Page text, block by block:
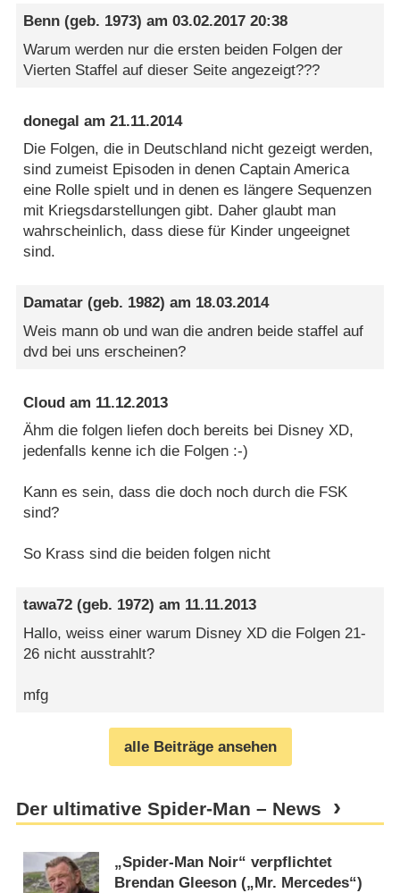
Benn (geb. 1973) am03.02.2017 20:38
Warum werden nur die ersten beiden Folgen der
Vierten Staffel auf dieser Seite angezeigt???
donegal am21.11.2014
Die Folgen, die in Deutschland nicht gezeigt werden,
sind zumeist Episoden in denen Captain America
eine Rolle spielt und in denen es längere Sequenzen
mit Kriegsdarstellungen gibt. Daher glaubt man
wahrscheinlich, dass diese für Kinder ungeeignet
sind.
Damatar (geb. 1982) am 18.03.2014
Weis mann ob und wan die andren beide staffel auf
dvd bei uns erscheinen?
Cloud am 11.12.2013
Ähm die folgen liefen doch bereits bei Disney XD,
jedenfalls kenne ich die Folgen :-)
Kann es sein, dass die doch noch durch die FSK
sind?
So Krass sind die beiden folgen nicht
tawa72 (geb. 1972) am 11.11.2013
Hallo, weiss einer warum Disney XD die Folgen 21-
26 nicht ausstrahlt?
mfg
alle Beiträge ansehen
Der ultimative Spider-Man – News
„Spider-Man Noir“ verpflichtet
Brendan Gleeson („Mr. Mercedes“)